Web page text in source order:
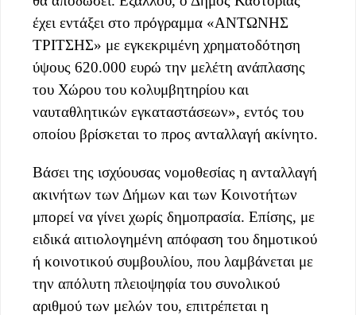
έχει εντάξει στο πρόγραμμα «ΑΝΤΩΝΗΣ
ΤΡΙΤΣΗΣ» με εγκεκριμένη χρηματοδότηση
ύψους 620.000 ευρώ την μελέτη ανάπλασης
του Χώρου του κολυμβητηρίου και
ναυταθλητικών εγκαταστάσεων», εντός του
οποίου βρίσκεται το προς ανταλλαγή ακίνητο.
Βάσει της ισχύουσας νομοθεσίας η ανταλλαγή
ακινήτων των Δήμων και των Κοινοτήτων
μπορεί να γίνει χωρίς δημοπρασία. Επίσης, με
ειδικά αιτιολογημένη απόφαση του δημοτικού
ή κοινοτικού συμβουλίου, που λαμβάνεται με
την απόλυτη πλειοψηφία του συνολικού
αριθμού των μελών του, επιτρέπεται η